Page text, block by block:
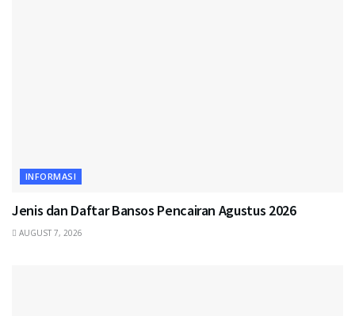
INFORMASI
Jenis dan Daftar Bansos Pencairan Agustus 2026
AUGUST 7, 2026